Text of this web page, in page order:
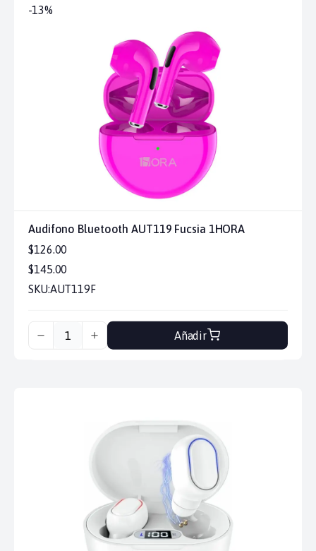
-13%
Audifono Bluetooth AUT119 Fucsia 1HORA
$126.00
$145.00
SKU:AUT119F
Añadir